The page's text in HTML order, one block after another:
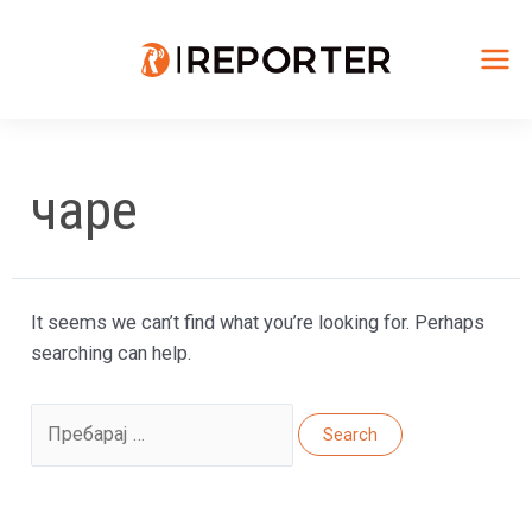
чаре
It seems we can’t find what you’re looking for. Perhaps
searching can help.